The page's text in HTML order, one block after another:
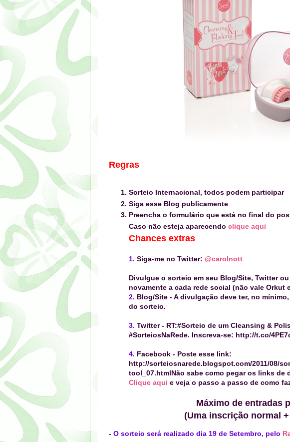
Regras
Sorteio Internacional, todos podem participar
Siga esse Blog publicamente
Preencha o formulário que está no final do
Caso não esteja aparecendo clique aqui
Chances extras
1. Siga-me no Twitter: @carolnott
Divulgue o sorteio em seu Blog/Site, Twitter
novamente a cada rede social (não vale Orkut
2. Blog/Site -A divulgação deve ter, no
do sorteio.
3. Twitter- RT:#Sorteio de um Cleansing &
#SorteiosNaRede. Inscreva-se: http://t.co/
4. Facebook - Poste esse link:
http://sorteiosnarede.blogspot.com/2011/08/
tool_07.htmlNão sabe como pegar os links de
Clique aqui e veja o passo a passo de como
Máximo de entradas
(Uma inscrição normal
- O sorteio será realizado dia 19 de Setembro, pelo